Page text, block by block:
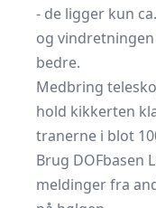
- de ligger kun
og
bedre.
Medbring
hold kikkerten
tranerne i blot
Brug DOFbasen
meldinger fra